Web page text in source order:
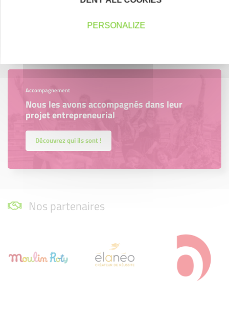
Accompagnement
Nous les avons accompagnés dans leur
projet entrepreneurial
Découvrez qui ils sont !
Nos partenaires
PERSONALIZE